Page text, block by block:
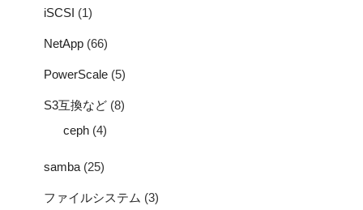
iSCSI (1)
NetApp (66)
PowerScale (5)
S3互換など (8)
ceph (4)
samba (25)
ファイルシステム (3)